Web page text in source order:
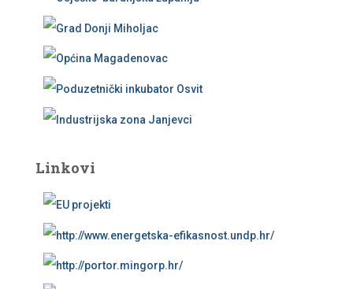
Linkovi